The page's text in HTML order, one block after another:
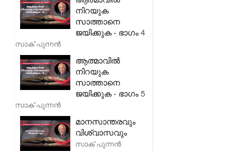
നിറയുക
സാത്താനെ
ജയിക്കുക - ഭാഗം 4
സാക് പുന്നൻ
ആത്മാവിൽ
നിറയുക
സാത്താനെ
ജയിക്കുക - ഭാഗം 5
സാക് പുന്നൻ
മാനസാന്തരവും
വിശ്വാസവും
സാക് പുന്നൻ